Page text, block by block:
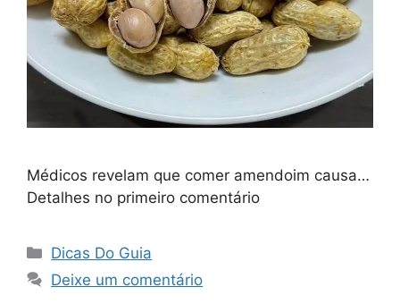
Médicos revelam que comer amendoim causa…
Detalhes no primeiro comentário
Categorias
Dicas Do Guia
Deixe um comentário